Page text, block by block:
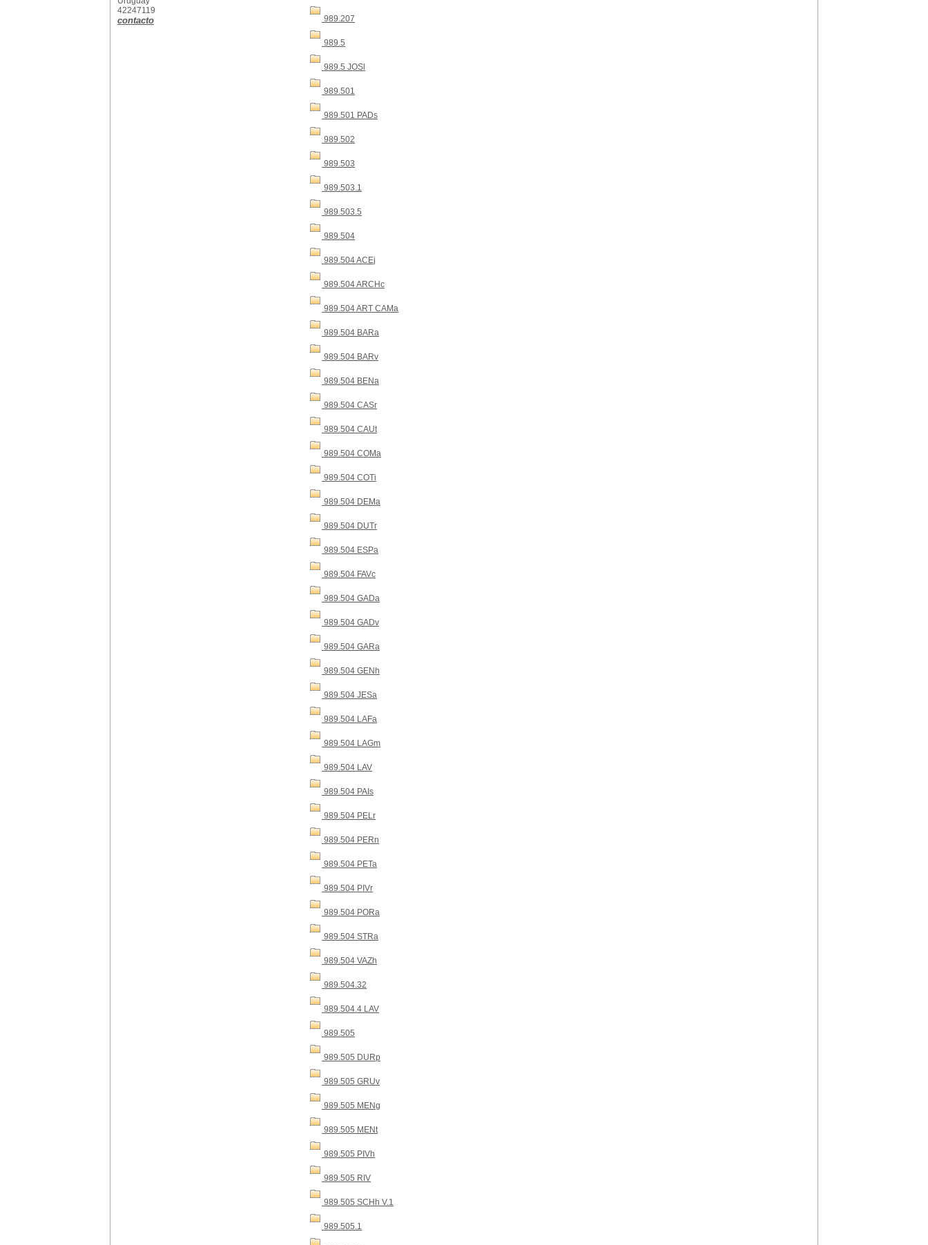
989.207
989.5
989.5 JOSl
989.501
989.501 PADs
989.502
989.503
989.503.1
989.503.5
989.504
989.504 ACEj
989.504 ARCHc
989.504 ART CAMa
989.504 BARa
989.504 BARv
989.504 BENa
989.504 CASr
989.504 CAUt
989.504 COMa
989.504 COTi
989.504 DEMa
989.504 DUTr
989.504 ESPa
989.504 FAVc
989.504 GADa
989.504 GADv
989.504 GARa
989.504 GENh
989.504 JESa
989.504 LAFa
989.504 LAGm
989.504 LAV
989.504 PAIs
989.504 PELr
989.504 PERn
989.504 PETa
989.504 PIVr
989.504 PORa
989.504 STRa
989.504 VAZh
989.504.32
989.504.4 LAV
989.505
989.505 DURp
989.505 GRUv
989.505 MENg
989.505 MENt
989.505 PIVh
989.505 RIV
989.505 SCHh V.1
989.505.1
42247119
contacto